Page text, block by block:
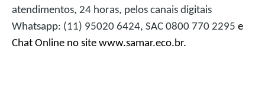
atendimentos, 24 horas, pelos canais digitais
Whatsapp: (11) 95020 6424, SAC 0800 770 2295 e
Chat Online no site www.samar.eco.br.